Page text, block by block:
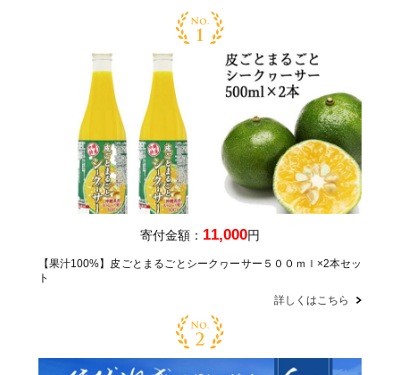
寄付金額： 11,000円
【果汁100%】皮ごとまるごとシークヮーサー５００ｍｌ×2本セッ
ト
詳しくはこちら